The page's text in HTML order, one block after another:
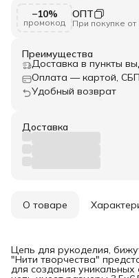
−10%
промокод
ОПТ
При покупке от
Преимущества
Доставка в пункты
Оплата — картой,
Удобный возврат
Доставка
О товаре
Цепь для рукоделия,
"Нити творчества"
для создания